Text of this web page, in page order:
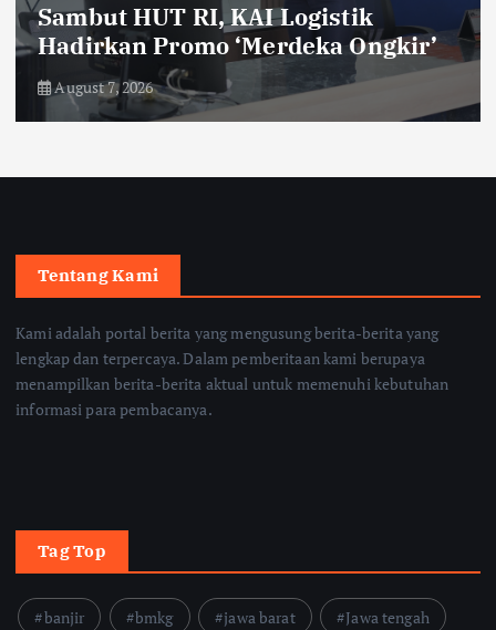
Sambut HUT RI, KAI Logistik
Hadirkan Promo ‘Merdeka Ongkir’
August 7, 2026
Tentang Kami
Kami adalah portal berita yang mengusung berita-berita yang
lengkap dan terpercaya. Dalam pemberitaan kami berupaya
menampilkan berita-berita aktual untuk memenuhi kebutuhan
informasi para pembacanya.
Tag Top
banjir bmkg jawa barat
Jawa tengah